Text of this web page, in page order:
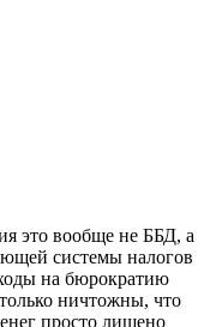
это вообще не ББД, а
системы налогов
на бюрократию
ничтожны, что
просто лишено